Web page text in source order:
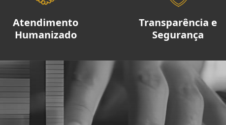
Atendimento
Humanizado
Transparência e
Segurança